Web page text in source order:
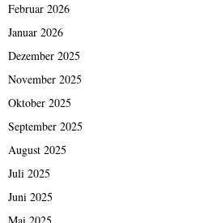
Februar 2026
Januar 2026
Dezember 2025
November 2025
Oktober 2025
September 2025
August 2025
Juli 2025
Juni 2025